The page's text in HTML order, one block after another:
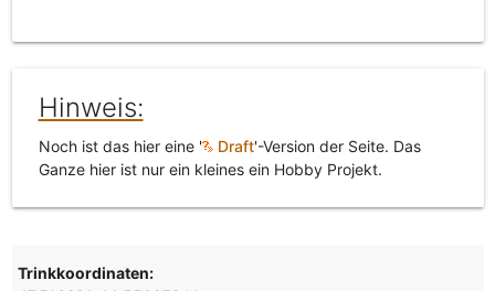
Hinweis:
Noch ist das hier eine ' Draft'-Version der Seite. Das
Ganze hier ist nur ein kleines ein Hobby Projekt.
Trinkkoordinaten: